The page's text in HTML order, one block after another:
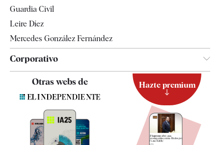
Guardia Civil
Leire Díez
Mercedes González Fernández
Corporativo
Contacto
Quiénes somos
Otras webs de Hazte premium